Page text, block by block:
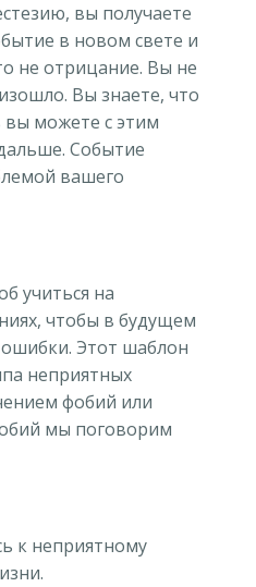
вы получаете
в новом свете и
не отрицание. Вы не
Вы знаете, что
вы можете с этим
Событие
вашего
учиться на
чтобы в будущем
Этот шаблон
неприятных
фобий или
мы поговорим
к неприятному